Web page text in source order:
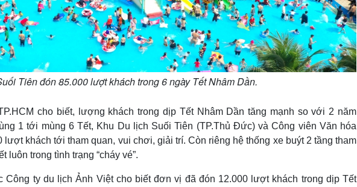
Tiên đón 85.000 lượt khách trong 6 ngày Tết Nhâm Dần.
cho biết, lượng khách trong dịp Tết Nhâm Dần tăng mạnh so với 2 năm
1 tới mùng 6 Tết, Khu Du lịch Suối Tiên (TP.Thủ Đức) và Công viên Văn hóa
khách tới tham quan, vui chơi, giải trí. Còn riêng hệ thống xe buýt 2 tầng tham
luôn trong tình trạng “cháy vé”.
Công ty du lịch Ảnh Việt cho biết đơn vị đã đón 12.000 lượt khách trong dịp Tết